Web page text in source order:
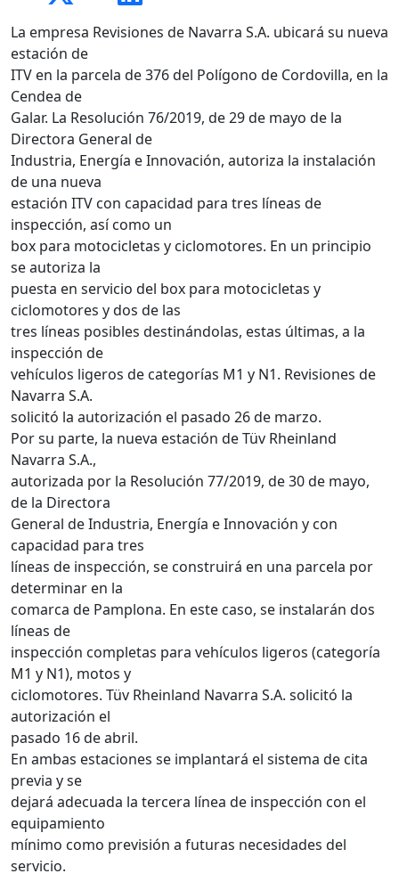
La empresa Revisiones de Navarra S.A. ubicará su nueva
estación de
ITV en la parcela de 376 del Polígono de Cordovilla, en la
Cendea de
Galar. La Resolución 76/2019, de 29 de mayo de la
Directora General de
Industria, Energía e Innovación, autoriza la instalación
de una nueva
estación ITV con capacidad para tres líneas de
inspección, así como un
box para motocicletas y ciclomotores. En un principio
se autoriza la
puesta en servicio del box para motocicletas y
ciclomotores y dos de las
tres líneas posibles destinándolas, estas últimas, a la
inspección de
vehículos ligeros de categorías M1 y N1. Revisiones de
Navarra S.A.
solicitó la autorización el pasado 26 de marzo.
Por su parte, la nueva estación de Tüv Rheinland
Navarra S.A.,
autorizada por la Resolución 77/2019, de 30 de mayo,
de la Directora
General de Industria, Energía e Innovación y con
capacidad para tres
líneas de inspección, se construirá en una parcela por
determinar en la
comarca de Pamplona. En este caso, se instalarán dos
líneas de
inspección completas para vehículos ligeros (categoría
M1 y N1), motos y
ciclomotores. Tüv Rheinland Navarra S.A. solicitó la
autorización el
pasado 16 de abril.
En ambas estaciones se implantará el sistema de cita
previa y se
dejará adecuada la tercera línea de inspección con el
equipamiento
mínimo como previsión a futuras necesidades del
servicio.